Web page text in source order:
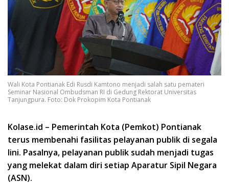
Wali Kota Pontianak Edi Rusdi Kamtono menjadi salah satu pemateri
Seminar Nasional Ombudsman RI di Gedung Rektorat Universitas
Tanjungpura. Foto: Dok Prokopim Kota Pontianak
Kolase.id – Pemerintah Kota (Pemkot) Pontianak
terus membenahi fasilitas pelayanan publik di segala
lini. Pasalnya, pelayanan publik sudah menjadi tugas
yang melekat dalam diri setiap Aparatur Sipil Negara
(ASN).